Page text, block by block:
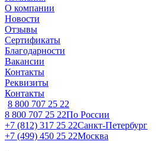
О компании
Новости
Отзывы
Сертификаты
Благодарности
Вакансии
Контакты
Реквизиты
Контакты
8 800 707 25 22
8 800 707 25 22По России
+7 (812) 317 25 22Санкт-Петербург
+7 (499) 450 25 22Москва